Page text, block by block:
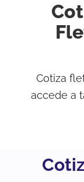
Cotiza
accede a